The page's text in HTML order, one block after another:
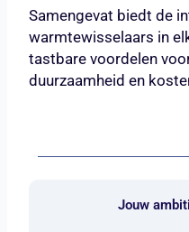
Samengevat biedt de
warmtewisselaars in
tastbare voordelen
duurzaamheid en
Jouw